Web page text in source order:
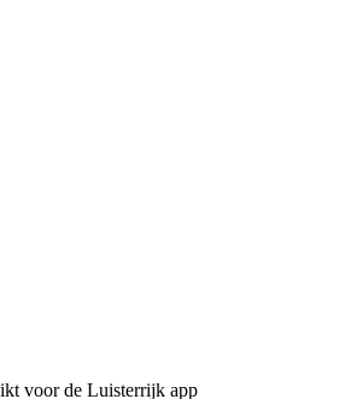
voor de Luisterrijk app